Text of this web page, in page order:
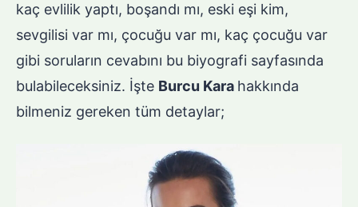
kaç evlilik yaptı, boşandı mı, eski eşi kim,
sevgilisi var mı, çocuğu var mı, kaç çocuğu var
gibi soruların cevabını bu biyografi sayfasında
bulabileceksiniz. İşte Burcu Kara hakkında
bilmeniz gereken tüm detaylar;